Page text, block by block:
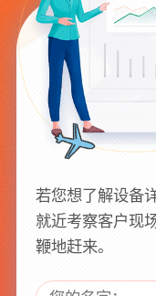
若您想了解设备
就近考察客户现
鞭地赶来。